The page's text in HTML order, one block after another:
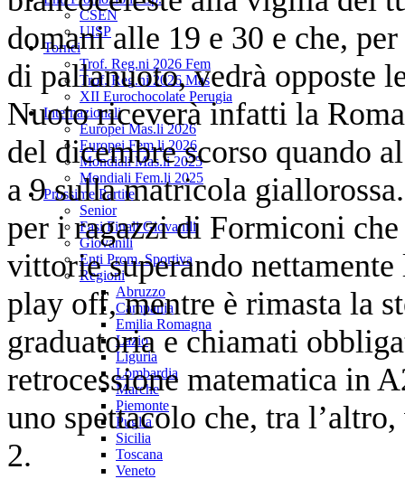
CSEN
UISP
Tornei
Trof. Reg.ni 2026 Fem
Trof. Reg.ni 2026 Mas
XII Eurochocolate Perugia
Internazionali
Europei Mas.li 2026
Europei Fem.li 2026
Mondiali Mas.li 2025
Mondiali Fem.li 2025
Prossime Partite
Senior
Fasi Finali Giovanili
Giovanili
Enti Prom. Sportiva
Regioni
Abruzzo
Campania
Emilia Romagna
Lazio
Liguria
Lombardia
Marche
Piemonte
Puglia
Sicilia
Toscana
Veneto
domani alle 19 e 30 e che,
di pallanuoto, vedrà opposte
Nuoto riceverà infatti la
del dicembre scorso quando
a 9 sulla matricola
per i ragazzi di Formiconi
vittorie superando
play off, mentre è rimasta la
graduatoria e chiamati
retrocessione matematica in
uno spettacolo che, tra
2.